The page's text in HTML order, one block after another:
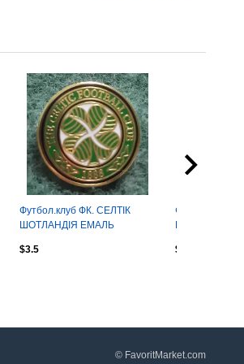
Футбол.клуб ФК. СЕЛТІК
ШОТЛАНДІЯ ЕМАЛЬ
$3.5
Футбол.клуб
БЕЛЬГІЯ .
$3.5
© FavoritMarket.com